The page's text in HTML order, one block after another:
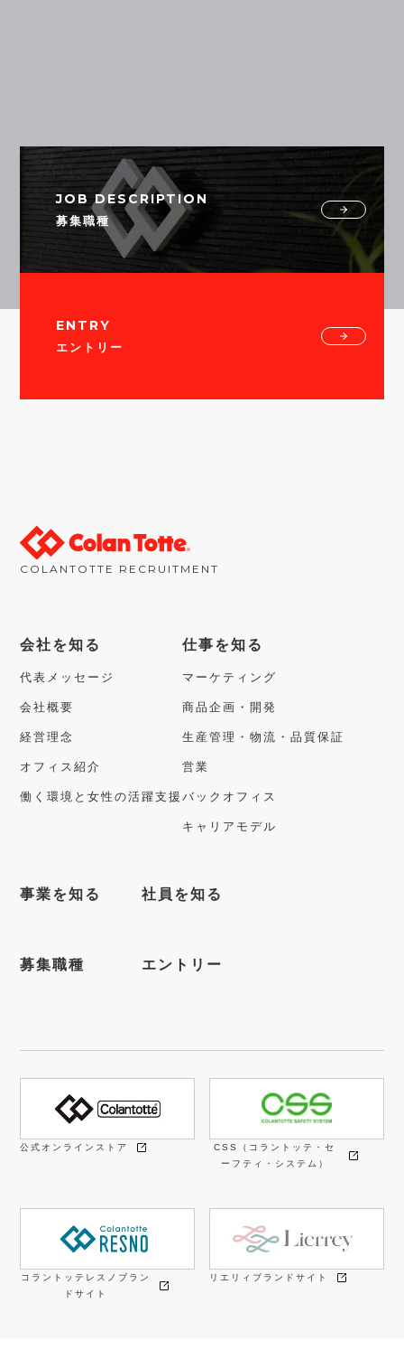
JOB DESCRIPTION
募集職種
ENTRY
エントリー
COLANTOTTE RECRUITMENT
会社を知る
代表メッセージ
会社概要
経営理念
オフィス紹介
働く環境と女性の活躍支援
仕事を知る
マーケティング
商品企画・開発
生産管理・物流・品質保証
営業
バックオフィス
キャリアモデル
募集職種 エントリー
事業を知る 社員を知る
公式オンラインストア
CSS（コラントッテ・セ
ーフティ・システム）
リエリィブランドサイト
コラントッテレスノブラン
ドサイト